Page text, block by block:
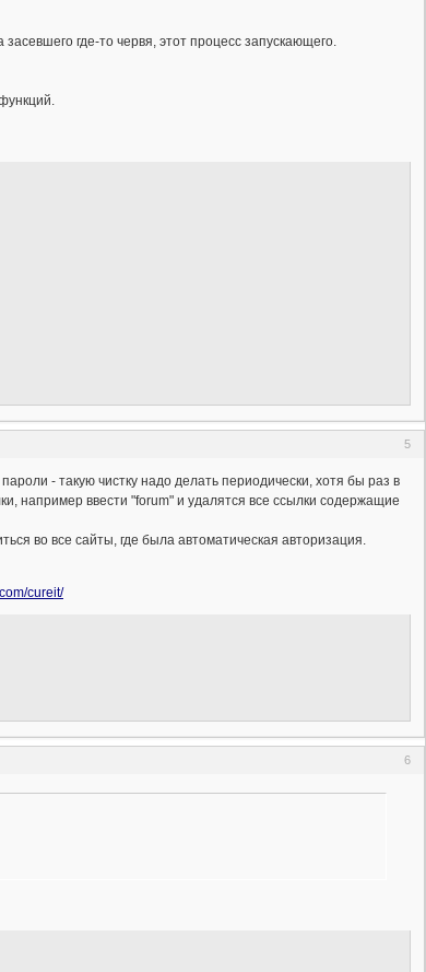
где-то червя, этот процесс запускающего.
5
- такую чистку надо делать периодически, хотя бы раз в
например ввести "forum" и удалятся все ссылки содержащие
во все сайты, где была автоматическая авторизация.
cureit/
6